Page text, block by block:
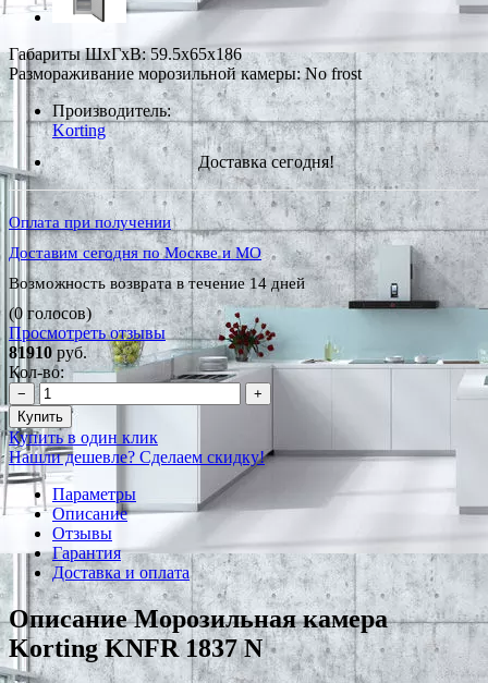
Габариты ШxГxВ: 59.5x65x186
Размораживание морозильной камеры: No frost
Производитель:
Korting
Доставка сегодня!
Оплата при получении
Доставим сегодня по Москве и МО
Возможность возврата в течение 14 дней
(0 голосов)
Просмотреть отзывы
81910руб.
Кол-во:
−
+
Купить
Купить в один клик
Нашли дешевле? Сделаем скидку!
Параметры
Описание
Отзывы
Гарантия
Доставка и оплата
Описание Морозильная камера
Korting KNFR 1837 N